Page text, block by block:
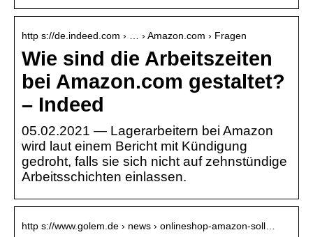
http s://de.indeed.com › … › Amazon.com › Fragen
Wie sind die Arbeitszeiten
bei Amazon.com gestaltet?
– Indeed
05.02.2021 — Lagerarbeitern bei Amazon
wird laut einem Bericht mit Kündigung
gedroht, falls sie sich nicht auf zehnstündige
Arbeitsschichten einlassen.
http s://www.golem.de › news › onlineshop-amazon-soll…